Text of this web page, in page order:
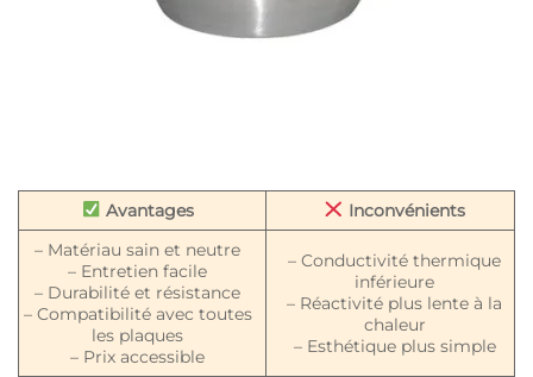
Avantages
Inconvénients
– Matériau sain et neutre
– Entretien facile
– Durabilité et résistance
– Compatibilité avec toutes
les plaques
– Prix accessible
– Conductivité thermique
inférieure
– Réactivité plus lente à la
chaleur
– Esthétique plus simple